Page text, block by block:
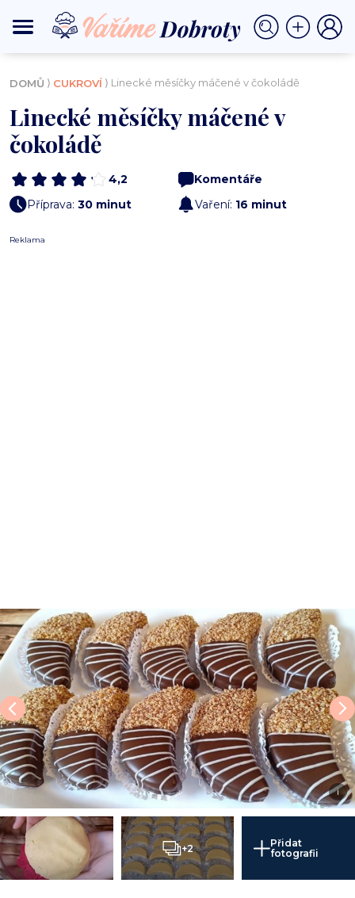
DOMŮ ⟩ CUKROVÍ ⟩ Linecké měsíčky máčené v čokoládě
Linecké měsíčky máčené v
čokoládě
4,2
Komentáře
Příprava: 30 minut Vaření: 16 minut
Reklama
i
+2
Přidat
fotografii